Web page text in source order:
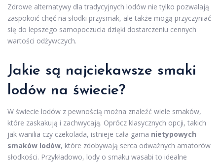
Zdrowe alternatywy dla tradycyjnych lodów nie tylko pozwalają
zaspokoić chęć na słodki przysmak, ale także mogą przyczyniać
się do lepszego samopoczucia dzięki dostarczeniu cennych
wartości odżywczych.
Jakie są najciekawsze smaki
lodów na świecie?
W świecie lodów z pewnością można znaleźć wiele smaków,
które zaskakują i zachwycają. Oprócz klasycznych opcji, takich
jak wanilia czy czekolada, istnieje cała gama nietypowych
smaków lodów, które zdobywają serca odważnych amatorów
słodkości. Przykładowo, lody o smaku wasabi to idealne